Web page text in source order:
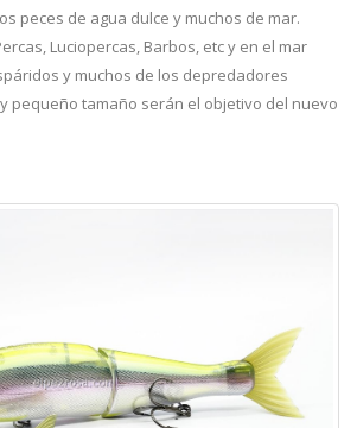
peces de agua dulce y muchos de mar.
Luciopercas, Barbos, etc y en el mar
y muchos de los depredadores
pequeño tamaño serán el objetivo del nuevo